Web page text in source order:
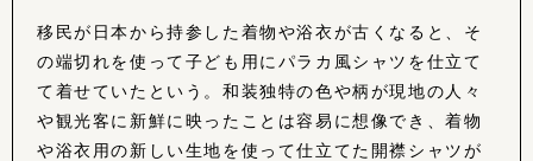
移民が日本から持参した着物や浴衣が古くなると、そ
の端切れを使って子ども用にパラカ風シャツを仕立て
て着せていたという。和装独特の色や柄が現地の人々
や観光客に新鮮に映ったことは容易に想像でき、着物
や浴衣用の新しい生地を使って仕立てた開襟シャツが